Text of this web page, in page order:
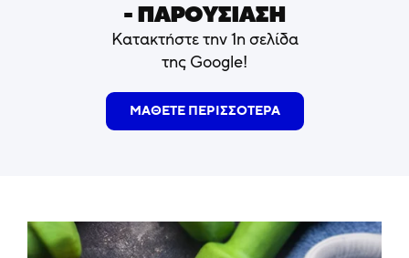
- ΠΑΡΟΥΣΙΑΣΗ
Κατακτήστε την 1η σελίδα
της Google!
ΜΑΘΕΤΕ ΠΕΡΙΣΣΟΤΕΡΑ